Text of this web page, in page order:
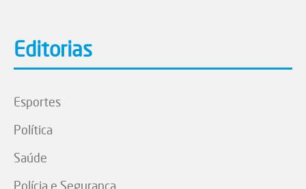
Editorias
Esportes
Política
Saúde
Polícia e Segurança